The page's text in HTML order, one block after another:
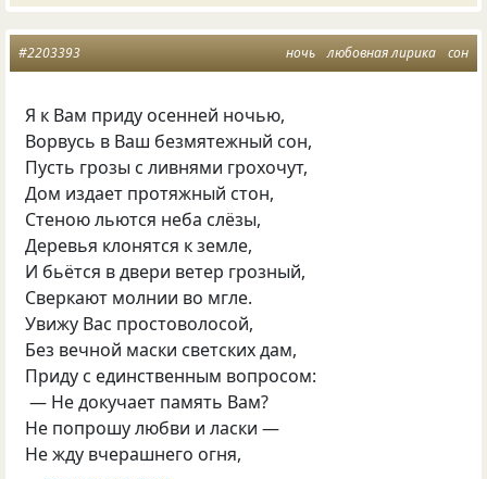
ночь любовная лирика сон
#2203393
Я к Вам приду осенней ночью,
Ворвусь в Ваш безмятежный сон,
Пусть грозы с ливнями грохочут,
Дом издает протяжный стон,
Стеною льются неба слёзы,
Деревья клонятся к земле,
И бьётся в двери ветер грозный,
Сверкают молнии во мгле.
Увижу Вас простоволосой,
Без вечной маски светских дам,
Приду с единственным вопросом:
— Не докучает память Вам?
Не попрошу любви и ласки —
Не жду вчерашнего огня,